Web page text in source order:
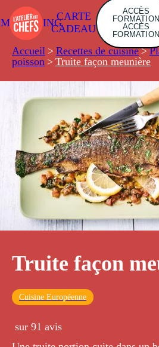
CARTE
CADEAU
ACCÈS
FORMATION
ACCÈS
FORMATION
Accueil > Recettes de cuisine >
poisson > Truite façon meunière
Truite façon
Cuisine Européenne
sur 91 avis